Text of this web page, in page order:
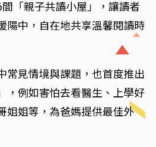
「親子共讀小屋」，讓讀者
陽中，自在地共享溫馨閱讀時
常見情境與課題，也首度推出
，例如害怕去看醫生、上學好
姐姐等，為爸媽提供最佳外